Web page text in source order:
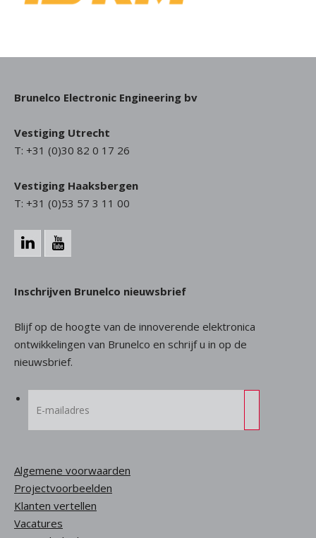
Brunelco Electronic Engineering bv
Vestiging Utrecht
T: +31 (0)30 82 0 17 26
Vestiging Haaksbergen
T: +31 (0)53 57 3 11 00
Inschrijven Brunelco nieuwsbrief
Blijf op de hoogte van de innoverende elektronica
ontwikkelingen van Brunelco en schrijf u in op de
nieuwsbrief.
Algemene voorwaarden
Projectvoorbeelden
Klanten vertellen
Vacatures